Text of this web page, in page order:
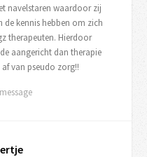
navelstaren waardoor zij
de kennis hebben om zich
therapeuten. Hierdoor
aangericht dan therapie
van pseudo zorg!!